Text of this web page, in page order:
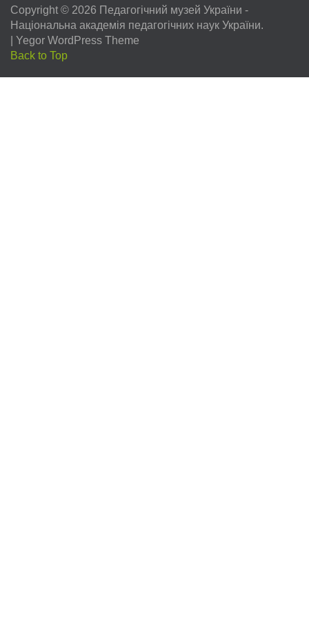
Copyright © 2026 Педагогічний музей України -
Національна академія педагогічних наук України.
Yegor WordPress Theme
Back to Top